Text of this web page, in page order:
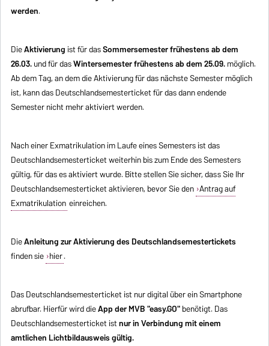
werden.
DieAktivierungist für dasSommersemester frühestens ab dem
26.03.und für dasWintersemester frühestens ab dem 25.09.möglich.
Ab dem Tag, an dem die Aktivierung für das nächste Semester möglich
ist, kann das Deutschlandsemesterticket für das dann endende
Semester nicht mehr aktiviert werden.
Nach einer Exmatrikulation im Laufe eines Semesters ist das
Deutschlandsemesterticket weiterhin bis zum Ende des Semesters
gültig, für das es aktiviert wurde. Bitte stellen Sie sicher, dass Sie Ihr
Deutschlandsemesterticket aktivieren, bevor Sie den Antrag auf
Exmatrikulation einreichen.
DieAnleitung zur Aktivierung des Deutschlandsemestertickets
finden sie hier.
Das Deutschlandsemesterticket ist nur digital über ein Smartphone
abrufbar. Hierfür wird dieApp der MVB "easy.GO"benötigt. Das
Deutschlandsemesterticket istnur in Verbindung mit einem
amtlichen Lichtbildausweisgültig.